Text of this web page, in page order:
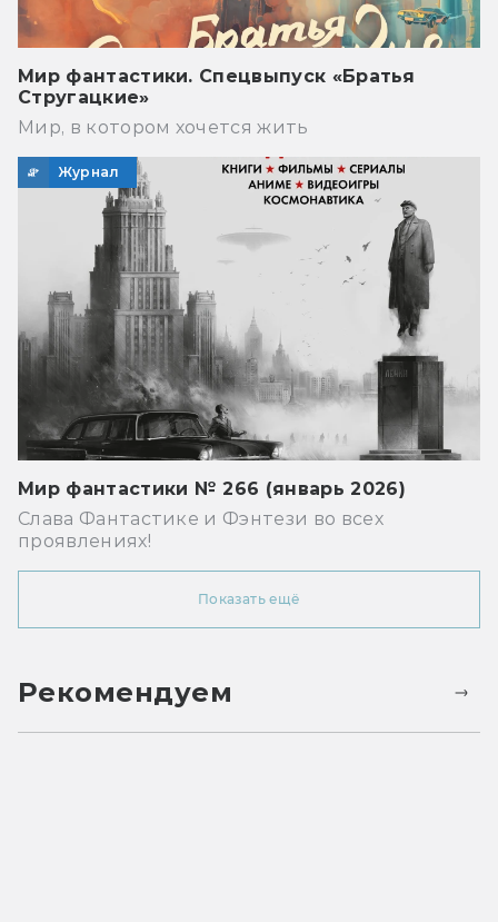
Мир фантастики. Спецвыпуск «Братья
Стругацкие»
Мир, в котором хочется жить
Журнал
Мир фантастики № 266 (январь 2026)
Слава Фантастике и Фэнтези во всех
проявлениях!
Показать ещё
Рекомендуем